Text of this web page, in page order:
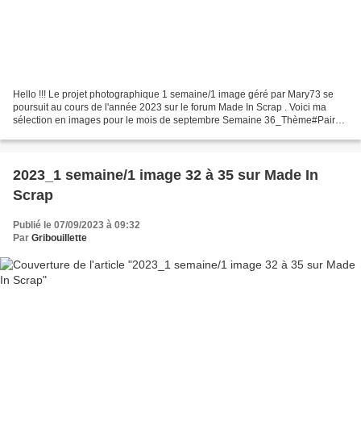
Hello !!! Le projet photographique 1 semaine/1 image géré par Mary73 se
poursuit au cours de l'année 2023 sur le forum Made In Scrap . Voici ma
sélection en images pour le mois de septembre Semaine 36_Thème#Paire
2023_1 semaine/1 image 32 à 35 sur Made In
Scrap
Publié le 07/09/2023 à 09:32
Par Gribouillette